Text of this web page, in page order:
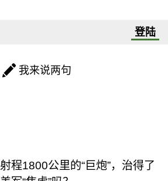
登陆
我来说两句
射程1800公里的“巨炮”，治得了